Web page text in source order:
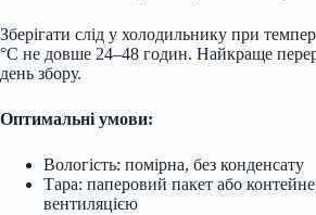
Зберігати слід у холодильнику при
°C не довше 24–48 годин. Найкраще
день збору.
Оптимальні умови:
Вологість: помірна, без конденсату
Тара: паперовий пакет або
вентиляцією